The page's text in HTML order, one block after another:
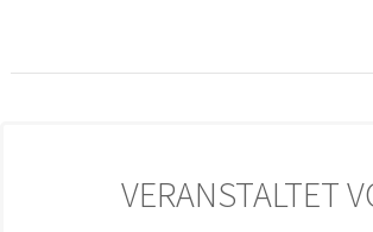
VERANSTALTET